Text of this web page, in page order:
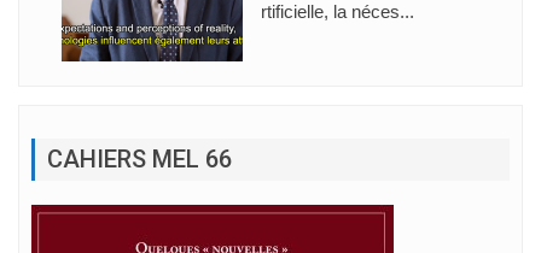
rtificielle, la néces...
CAHIERS MEL 66